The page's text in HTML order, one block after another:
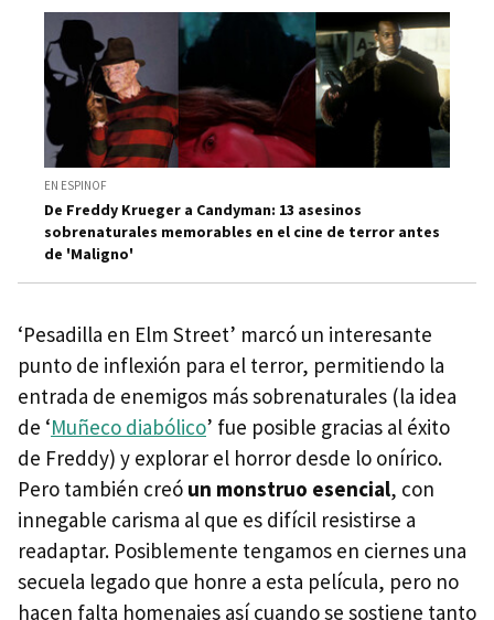
EN ESPINOF
De Freddy Krueger a Candyman: 13 asesinos
sobrenaturales memorables en el cine de terror antes
de 'Maligno'
‘Pesadilla en Elm Street’ marcó un interesante
punto de inflexión para el terror, permitiendo la
entrada de enemigos más sobrenaturales (la idea
de ‘Muñeco diabólico’ fue posible gracias al éxito
de Freddy) y explorar el horror desde lo onírico.
Pero también creó un monstruo esencial, con
innegable carisma al que es difícil resistirse a
readaptar. Posiblemente tengamos en ciernes una
secuela legado que honre a esta película, pero no
hacen falta homenajes así cuando se sostiene tanto